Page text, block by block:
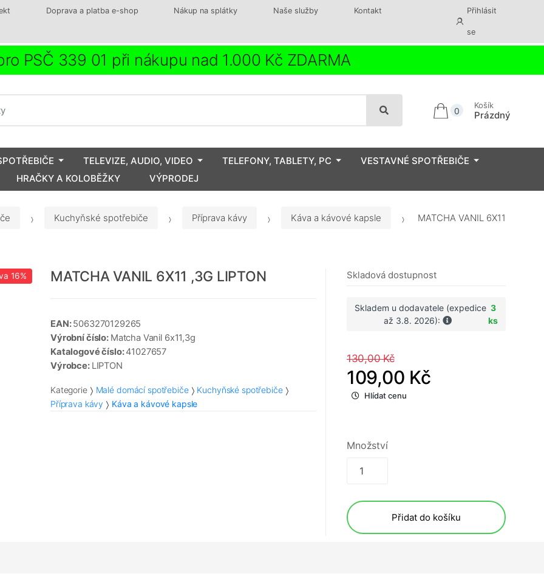
Doprava a platba e-shop Nákup na splátky Naše služby Kontakt Přihlásit
se
PSČ 339 01 při nákupu nad 1.000 Kč ZDARMA
0
Košík
Prázdný
TELEVIZE, AUDIO, VIDEO TELEFONY, TABLETY, PC
VESTAVNÉ SPOTŘEBIČE
HRAČKY A KOLOBĚŽKY
VÝPRODEJ
Kuchyňské spotřebiče Příprava kávy Káva a kávové kapsle MATCHA VANIL 6X11
16% MATCHA VANIL 6X11 ,3G LIPTON
EAN:5063270129265
Výrobní číslo: Matcha Vanil 6x11,3g
Katalogové číslo:41027657
Výrobce: LIPTON
Kategorie Malé domácí spotřebiče
Kuchyňské spotřebiče
Příprava kávy
Káva a kávové kapsle
Skladová dostupnost
Skladem u dodavatele (expedice
až 3.8. 2026):
3
ks
130,00 Kč
109,00 Kč
Hlídat cenu
Množství
Přidat do košíku